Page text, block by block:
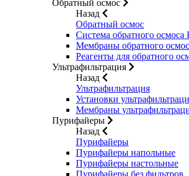
Обратный осмос
Назад
Обратный осмос
Система обратного осмоса
Мембраны обратного
Реагенты для обратного
Ультрафильтрация
Назад
Ультрафильтрация
Установки
Мембраны
Пурифайеры
Назад
Пурифайеры
Пурифайеры напольные
Пурифайеры настольные
Пурифайеры без фильтров